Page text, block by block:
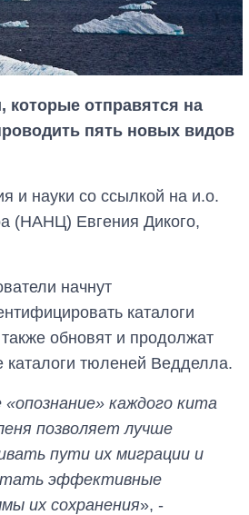
которые отправятся на
пять новых видов
и науки со ссылкой на и.о.
(НАНЦ) Евгения Дикого,
начнут
каталоги
также обновят и продолжат
каталоги тюленей Ведделла.
«опознание» каждого кита
позволяет лучше
пути их миграции и
эффективные
их сохранения», -
Как выросли
тарифы на
холодную воду в
городах Украины